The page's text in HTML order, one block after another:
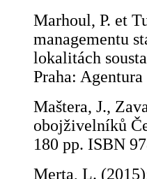
Marhoul, P. et
managementu
lokalitách
Praha:
Maštera, J.,
obojživelníků
180 pp. ISBN
Merta, L.